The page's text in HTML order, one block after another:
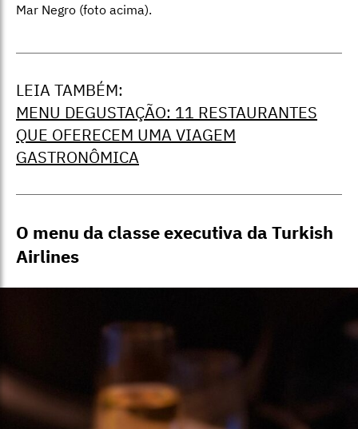
Mar Negro (foto acima).
LEIA TAMBÉM:
MENU DEGUSTAÇÃO: 11 RESTAURANTES
QUE OFERECEM UMA VIAGEM
GASTRONÔMICA
O menu da classe executiva da Turkish
Airlines